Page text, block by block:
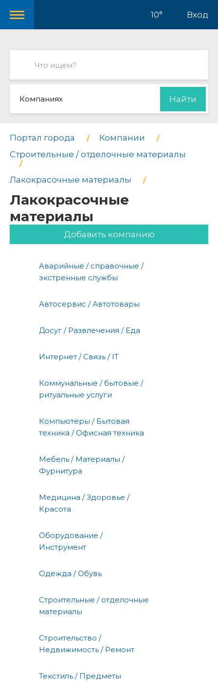
10° Вход
Компаниях Найти
Портал города
Компании
Строительные / отделочные материалы
Лакокрасочные материалы
Лакокрасочные
материалы
Добавить компанию
Аварийные / справочные /
экстренные службы
Автосервис / Автотовары
Досуг / Развлечения / Еда
Интернет / Связь / IT
Коммунальные / бытовые /
ритуальные услуги
Компьютеры / Бытовая
техника / Офисная техника
Мебель / Материалы /
Фурнитура
Медицина / Здоровье /
Красота
Оборудование /
Инструмент
Одежда / Обувь
Строительные / отделочные
материалы
Строительство /
Недвижимость / Ремонт
Текстиль / Предметы